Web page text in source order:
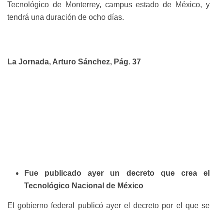
Tecnológico de Monterrey, campus estado de México, y
tendrá una duración de ocho días.
La Jornada, Arturo Sánchez, Pág. 37
Fue publicado ayer un decreto que crea el
Tecnológico Nacional de México
El gobierno federal publicó ayer el decreto por el que se